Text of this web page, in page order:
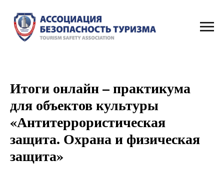
Итоги онлайн – практикума
для объектов культуры
«Антитеррористическая
защита. Охрана и физическая
защита»